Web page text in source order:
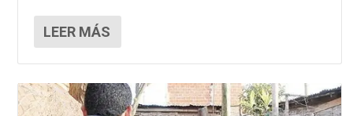
LEER MÁS